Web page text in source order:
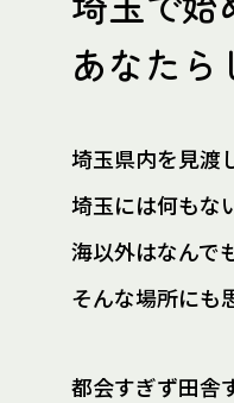
あなたら
埼玉県内を見渡
埼玉には何もな
海以外はなんで
そんな場所にも
都会すぎず田舎